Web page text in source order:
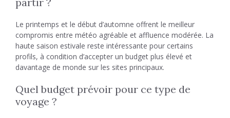
Le printemps et le début d’automne offrent le meilleur
compromis entre météo agréable et affluence modérée. La
haute saison estivale reste intéressante pour certains
profils, à condition d’accepter un budget plus élevé et
davantage de monde sur les sites principaux.
Quel budget prévoir pour ce type de
voyage ?